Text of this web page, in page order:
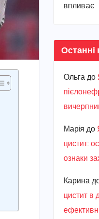
впливає
Останні
Ольгадо
Марiя до
цистит:
ознаки
Карина
цистит в